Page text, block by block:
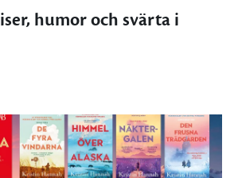
humor och svärta i